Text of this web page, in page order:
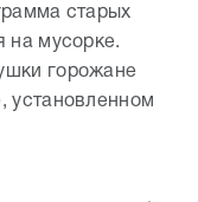
старых
на мусорке.
горожане
установленном